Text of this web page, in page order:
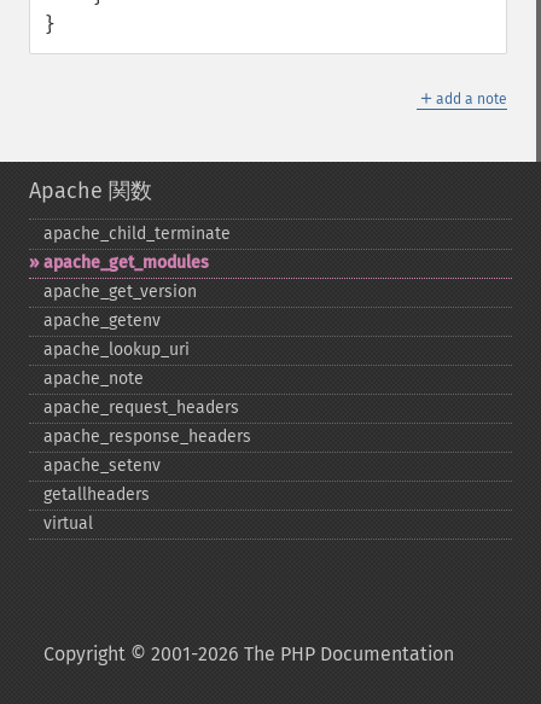
}
＋ add a note
Apache 関数
apache_​child_​terminate
apache_​get_​modules
apache_​get_​version
apache_​getenv
apache_​lookup_​uri
apache_​note
apache_​request_​headers
apache_​response_​headers
apache_​setenv
getallheaders
virtual
Copyright © 2001-2026 The PHP Documentation